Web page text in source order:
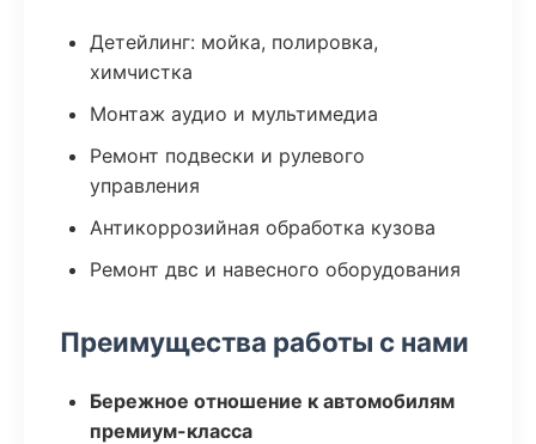
Детейлинг: мойка, полировка,
химчистка
Монтаж аудио и мультимедиа
Ремонт подвески и рулевого
управления
Антикоррозийная обработка кузова
Ремонт двс и навесного оборудования
Преимущества работы с нами
Бережное отношение к автомобилям
премиум-класса